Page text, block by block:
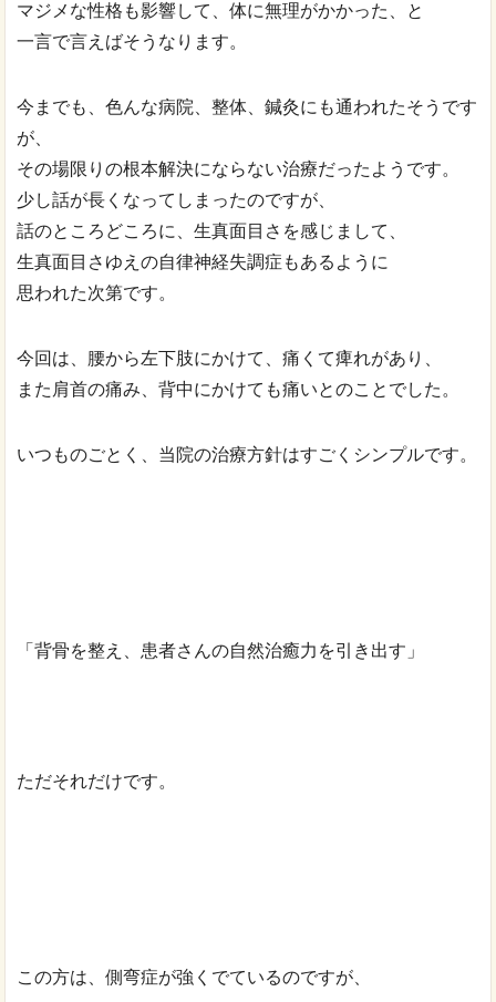
マジメな性格も影響して、体に無理がかかった、と
一言で言えばそうなります。
今までも、色んな病院、整体、鍼灸にも通われたそうです
が、
その場限りの根本解決にならない治療だったようです。
少し話が長くなってしまったのですが、
話のところどころに、生真面目さを感じまして、
生真面目さゆえの自律神経失調症もあるように
思われた次第です。
今回は、腰から左下肢にかけて、痛くて痺れがあり、
また肩首の痛み、背中にかけても痛いとのことでした。
いつものごとく、当院の治療方針はすごくシンプルです。
「背骨を整え、患者さんの自然治癒力を引き出す」
ただそれだけです。
この方は、側弯症が強くでているのですが、